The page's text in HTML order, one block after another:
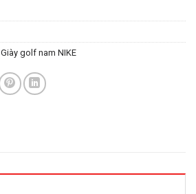
Giày golf nam NIKE